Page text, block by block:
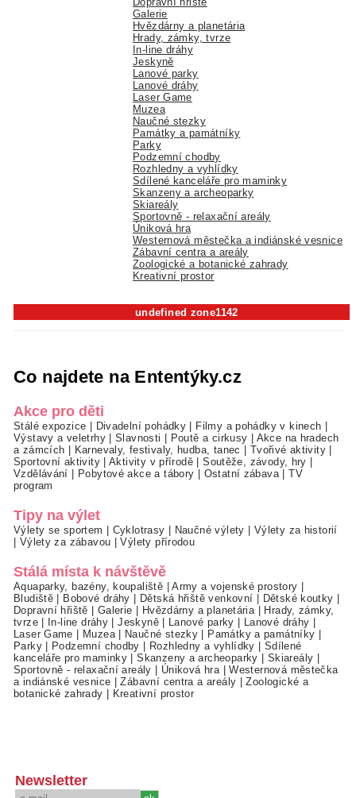
Galerie
Hvězdárny a planetária
Hrady, zámky, tvrze
In-line dráhy
Jeskyně
Lanové parky
Lanové dráhy
Laser Game
Muzea
Naučné stezky
Památky a památníky
Parky
Podzemní chodby
Rozhledny a vyhlídky
Sdílené kanceláře pro maminky
Skanzeny a archeoparky
Skiareály
Sportovně - relaxační areály
Úniková hra
Westernová městečka a indiánské vesnice
Zábavní centra a areály
Zoologické a botanické zahrady
Kreativní prostor
undefined zone1142
Co najdete na Ententýky.cz
Akce pro děti
Stálé expozice Divadelní pohádky Filmy a pohádky v kinech
Výstavy a veletrhy|Slavnosti Poutě a cirkusy
Akce na hradech
a zámcích
Karnevaly, festivaly, hudba, tanec Tvořivé aktivity
Sportovní aktivity|Aktivity v přírodě |Soutěže, závody, hry
Vzdělávání
Pobytové akce a tábory Ostatní zábava |TV
program
Tipy na výlet
Výlety se sportem Cyklotrasy Naučné výlety
Výlety za historií
Výlety za zábavou |Výlety přírodou
Stálá místa k návštěvě
Aquaparky, bazény, koupaliště |Army a vojenské prostory
Bludiště
Bobové dráhy Dětská hřiště venkovní Dětské koutky
Dopravní hřiště
Galerie Hvězdárny a planetária
Hrady, zámky,
tvrze| In-line dráhy |Jeskyně| Lanové parky Lanové dráhy
Laser Game
Muzea| Naučné stezky Památky a památníky
Parky| Podzemní chodby Rozhledny a vyhlídky
Sdílené
kanceláře pro maminky |Skanzeny a archeoparky Skiareály
Sportovně - relaxační areály
Úniková hra |Westernová městečka
a indiánské vesnice |Zábavní centra a areály |Zoologické a
botanické zahrady
Kreativní prostor
Newsletter